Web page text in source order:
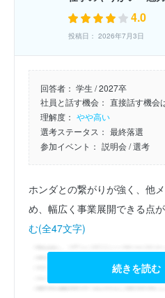
4.0
投稿日： 2026年7月3日
回答者： 学生 / 2027卒
社員と話す機会： 直接話す機会
理解度： やや高い
選考ステータス： 最終落選
参加イベント： 説明会/ 選考
ホンダとの繋がりが強く、他
め、幅広く事業展開できる点が
む(全47文字)
続きを読む